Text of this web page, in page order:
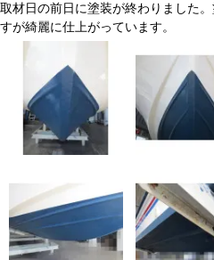
取材日の前日に塗装が終わりました
すが綺麗に仕上がっています。